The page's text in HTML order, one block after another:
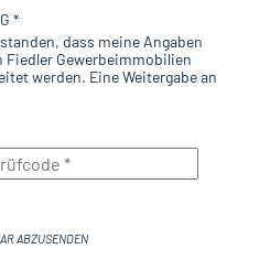
*
dass meine Angaben
Fiedler Gewerbeimmobilien
werden. Eine Weitergabe an
ABZUSENDEN